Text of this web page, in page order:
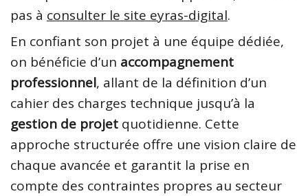
pas à consulter le site eyras-digital.
En confiant son projet à une équipe dédiée,
on bénéficie d’un accompagnement
professionnel, allant de la définition d’un
cahier des charges technique jusqu’à la
gestion de projet quotidienne. Cette
approche structurée offre une vision claire de
chaque avancée et garantit la prise en
compte des contraintes propres au secteur